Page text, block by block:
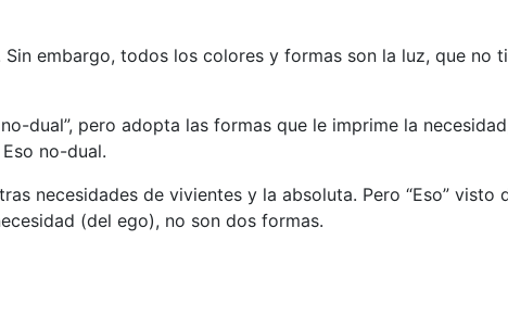
embargo, todos los colores y formas son la luz, que no
dual”, pero adopta las formas que le imprime la
no-dual.
necesidades de vivientes y la absoluta. Pero “Eso” visto
(del ego), no son dos formas.